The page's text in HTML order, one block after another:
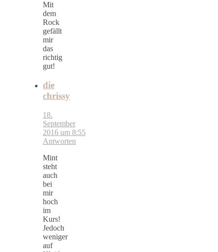
Mit
dem
Rock
gefällt
mir
das
richtig
gut!
die
chrissy
18.
September
2016 um 8:55
Antworten
Mint
steht
auch
bei
mir
hoch
im
Kurs!
Jedoch
weniger
auf